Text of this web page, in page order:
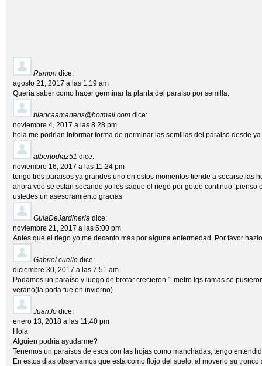
Ramon dice:
agosto 21, 2017 a las 1:19 am
Queria saber como hacer germinar la planta del paraíso por semilla.
blancaamartens@hotmail.com dice:
noviembre 4, 2017 a las 8:28 pm
hola me podrian informar forma de germinar las semillas del paraiso desde
albertodiaz51 dice:
noviembre 16, 2017 a las 11:24 pm
tengo tres paraisos ya grandes uno en estos momentos tiende a secarse,las
ahora veo se estan secando,yo les saque el riego por goteo continuo ,pienso
ustedes un asesoramiento.gracias
GuiaDeJardineria dice:
noviembre 21, 2017 a las 5:00 pm
Antes que el riego yo me decanto más por alguna enfermedad. Por favor
Gabriel cuello dice:
diciembre 30, 2017 a las 7:51 am
Podamos un paraíso y luego de brotar crecieron 1 metro lqs ramas se
verano(la poda fue en invierno)
JuanJo dice:
enero 13, 2018 a las 11:40 pm
Hola
Alguien podría ayudarme?
Tenemos un paraísos de esos con las hojas como manchadas, tengo
En estos dias observamos que esta como flojo del suelo, al moverlo su